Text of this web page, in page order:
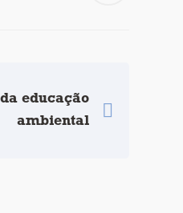
educação
ambiental